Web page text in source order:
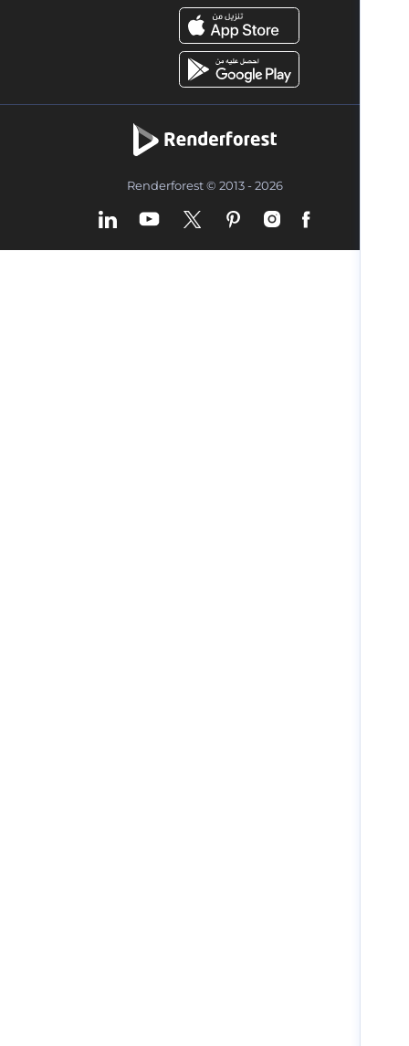
Renderforest © 2013 - 2026